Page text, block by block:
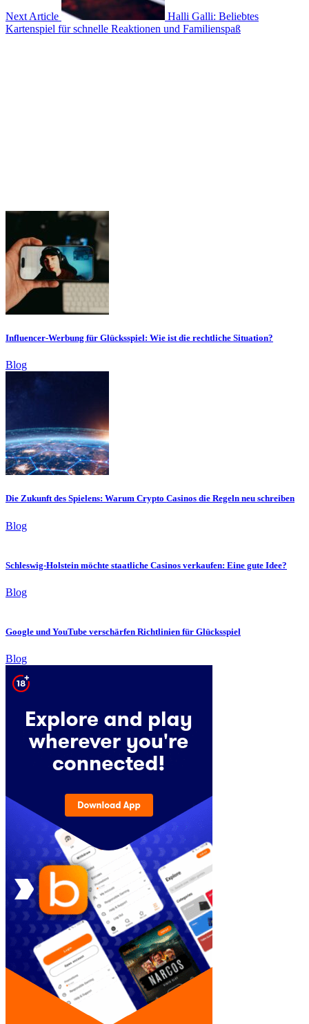
Next Article
Halli Galli: Beliebtes
Kartenspiel für schnelle Reaktionen und Familienspaß
Influencer-Werbung für Glücksspiel: Wie ist die rechtliche Situation?
Blog
Die Zukunft des Spielens: Warum Crypto Casinos die Regeln neu schreiben
Blog
Schleswig-Holstein möchte staatliche Casinos verkaufen: Eine gute Idee?
Blog
Google und YouTube verschärfen Richtlinien für Glücksspiel
Blog